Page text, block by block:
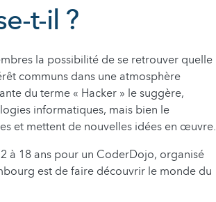
t-il ?
la possibilité de se retrouver quelle
communs dans une atmosphère
du terme « Hacker » le suggère,
informatiques, mais bien le
et mettent de nouvelles idées en œuvre.
à 18 ans pour un CoderDojo, organisé
est de faire découvrir le monde du